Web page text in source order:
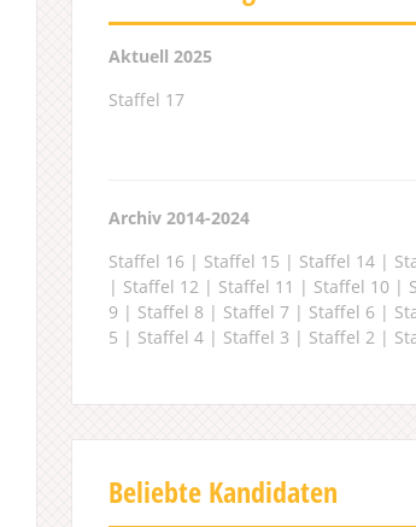
Aktuell 2025
Staffel 17
Archiv 2014-2024
Staffel 16 | Staffel 15 | Staffel 14 |
| Staffel 12 | Staffel 11 | Staffel 10 |
9 | Staffel 8 | Staffel 7 | Staffel 6 |
5 | Staffel 4 | Staffel 3 | Staffel 2 |
Beliebte Kandidaten